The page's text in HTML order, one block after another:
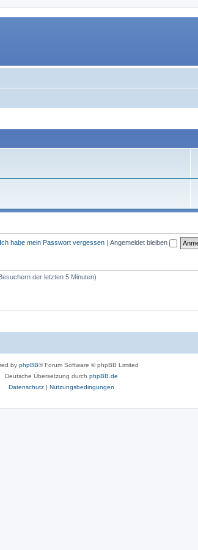
Ich habe mein Passwort vergessen | Angemeldet bleiben
der letzten 5 Minuten)
by phpBB® Forum Software © phpBB Limited
Deutsche Übersetzung durch phpBB.de
Datenschutz| Nutzungsbedingungen